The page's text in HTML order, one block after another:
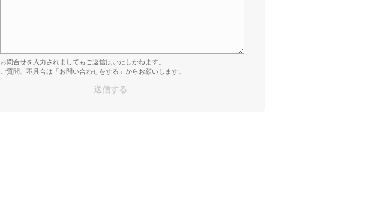
お問合せを入力されましてもご返信はいたしかねます。
ご質問、不具合は「お問い合わせをする」からお願いします。